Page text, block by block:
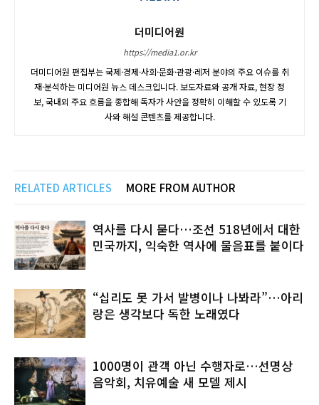
더미디어원
https://media1.or.kr
더미디어원 편집부는 국제·경제·사회·문화·관광·레저 분야의 주요 이슈를 취
재·분석하는 미디어원 뉴스 데스크입니다. 보도자료와 공개 자료, 현장 정
보, 국내외 주요 흐름을 종합해 독자가 사안을 정확히 이해할 수 있도록 기
사와 해설 콘텐츠를 제공합니다.
RELATED ARTICLES MORE FROM AUTHOR
역사를 다시 묻다…조선 518년에서 대한
민국까지, 익숙한 역사에 물음표를 붙이다
“십리도 못 가서 발병이나 나봐라”…아리
랑은 생각보다 독한 노래였다
1000명이 관객 아닌 수행자로…선명상
음악회, 치유예술 새 모델 제시